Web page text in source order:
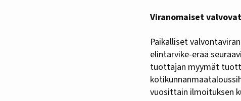
Viranomaiset
Paikalliset
elintarvike-erää
tuottajan myymät
vuosittain ilmoituksen